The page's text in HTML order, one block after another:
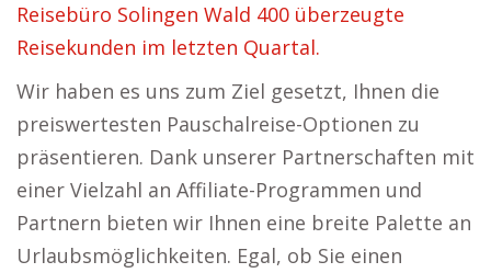
Reisebüro Solingen Wald 400 überzeugte
Reisekunden im letzten Quartal.
Wir haben es uns zum Ziel gesetzt, Ihnen die
preiswertesten Pauschalreise-Optionen zu
präsentieren. Dank unserer Partnerschaften mit
einer Vielzahl an Affiliate-Programmen und
Partnern bieten wir Ihnen eine breite Palette an
Urlaubsmöglichkeiten. Egal, ob Sie einen